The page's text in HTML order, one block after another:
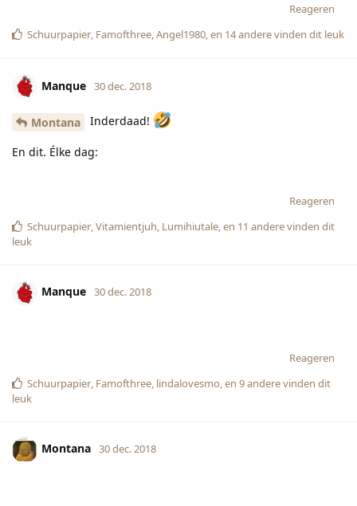
Reageren
Schuurpapier, Famofthree,Angel1980, en 14anderevinden dit leuk
Manque 30 dec. 2018
Montana Inderdaad!
En dit. Élke dag:
Reageren
Schuurpapier Vitamientjuh Lumihiutale , en 11 anderevinden dit
leuk
Manque 30 dec. 2018
Reageren
Schuurpapier Famofthree lindalovesmo , en 9anderevinden dit
leuk
Montana 30 dec. 2018